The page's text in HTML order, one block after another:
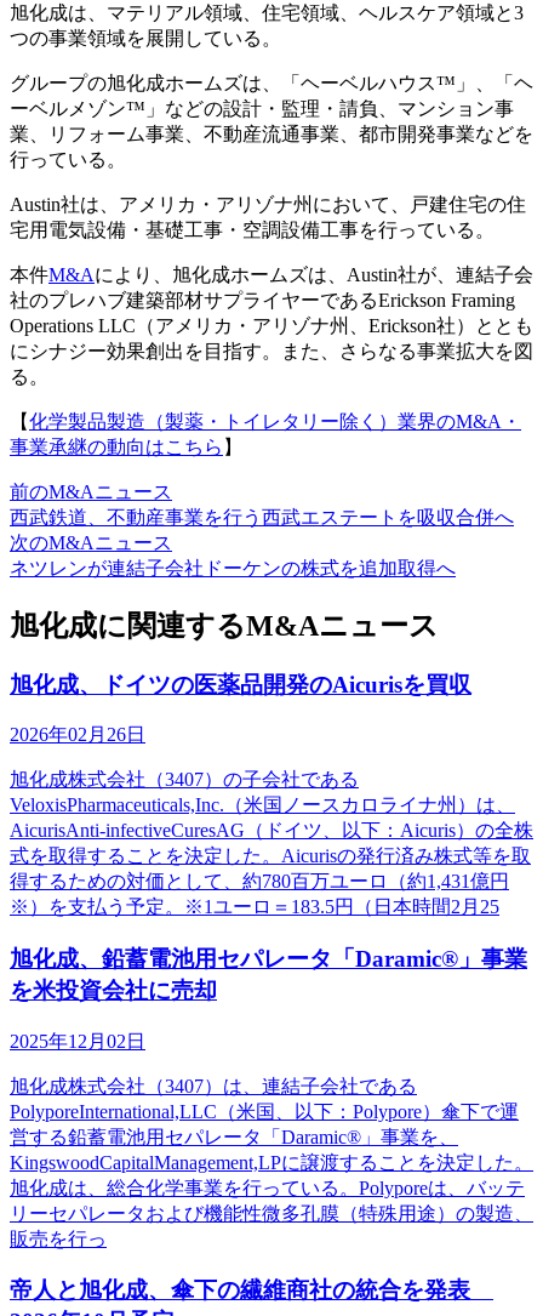
旭化成は、マテリアル領域、住宅領域、ヘルスケア領域と3
つの事業領域を展開している。
グループの旭化成ホームズは、「ヘーベルハウス™」、「ヘ
ーベルメゾン™」などの設計・監理・請負、マンション事
業、リフォーム事業、不動産流通事業、都市開発事業などを
行っている。
Austin社は、アメリカ・アリゾナ州において、戸建住宅の住
宅用電気設備・基礎工事・空調設備工事を行っている。
本件M&Aにより、旭化成ホームズは、Austin社が、連結子会
社のプレハブ建築部材サプライヤーであるErickson Framing
Operations LLC（アメリカ・アリゾナ州、Erickson社）ととも
にシナジー効果創出を目指す。また、さらなる事業拡大を図
る。
【化学製品製造（製薬・トイレタリー除く）業界のM&A・
事業承継の動向はこちら 】
前のM&Aニュース
西武鉄道、不動産事業を行う西武エステートを吸収合併へ
次のM&Aニュース
ネツレンが連結子会社ドーケンの株式を追加取得へ
旭化成に関連するM&Aニュース
旭化成、ドイツの医薬品開発のAicurisを買収
2026年02月26日
旭化成株式会社（3407）の子会社である
VeloxisPharmaceuticals,Inc.（米国ノースカロライナ州）は、
AicurisAnti-infectiveCuresAG（ドイツ、以下：Aicuris）の全株
式を取得することを決定した。Aicurisの発行済み株式等を取
得するための対価として、約780百万ユーロ（約1,431億円
※）を支払う予定。※1ユーロ＝183.5円（日本時間2月25
旭化成、鉛蓄電池用セパレータ「Daramic®」事業
を米投資会社に売却
2025年12月02日
旭化成株式会社（3407）は、連結子会社である
PolyporeInternational,LLC（米国、以下：Polypore）傘下で運
営する鉛蓄電池用セパレータ「Daramic®」事業を、
KingswoodCapitalManagement,LPに譲渡することを決定した。
旭化成は、総合化学事業を行っている。Polyporeは、バッテ
リーセパレータおよび機能性微多孔膜（特殊用途）の製造、
販売を行っ
帝人と旭化成、傘下の繊維商社の統合を発表